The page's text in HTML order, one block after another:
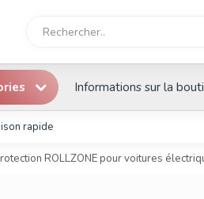
Informations sur la
rapide
ROLLZONE pour voitures